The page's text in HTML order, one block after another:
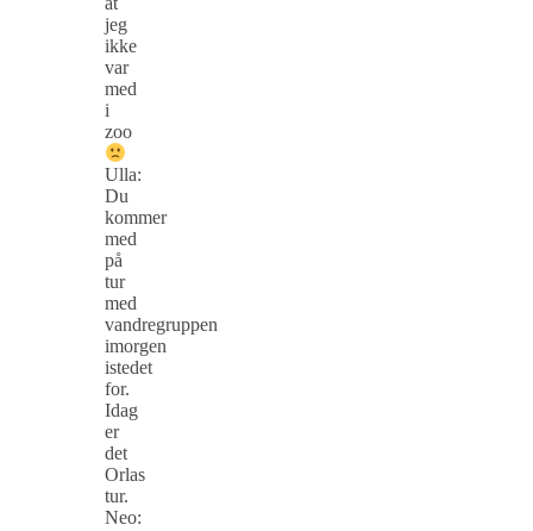
jeg
ikke
var
med
i
zoo
Ulla:
Du
kommer
med
på
tur
med
vandregruppen
imorgen
istedet
for.
Idag
er
det
Orlas
tur.
Neo: